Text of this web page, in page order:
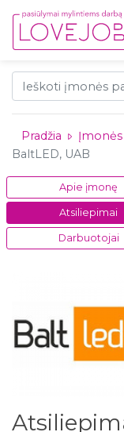
Pradžia Įmonės
BaltLED, UAB
Apie įmonę
Atsiliepimai
Darbuotojai